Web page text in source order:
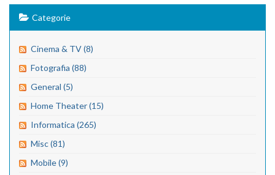
Categorie
Cinema & TV (8)
Fotografia (88)
General (5)
Home Theater (15)
Informatica (265)
Misc (81)
Mobile (9)